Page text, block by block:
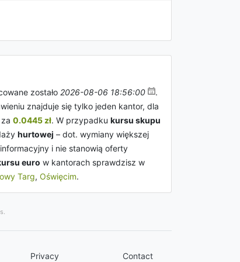
zostało 2026-08-06 18:56:00
.
znajduje się tylko jeden kantor, dla
za 0.0445 zł. W przypadku kursu skupu
hurtowej – dot. wymiany większej
i nie stanowią oferty
euro w kantorach sprawdzisz w
Targ, Oświęcim.
Privacy Contact